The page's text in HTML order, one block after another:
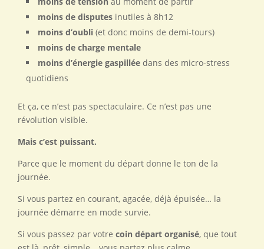
moins de disputes inutiles à 8h12
moins d’oubli (et donc moins de demi-tours)
moins de charge mentale
moins d’énergie gaspillée dans des micro-stress
quotidiens
Et ça, ce n’est pas spectaculaire. Ce n’est pas une
révolution visible.
Mais c’est puissant.
Parce que le moment du départ donne le ton de la
journée.
Si vous partez en courant, agacée, déjà épuisée… la
journée démarre en mode survie.
Si vous passez par votre coin départ organisé, que tout